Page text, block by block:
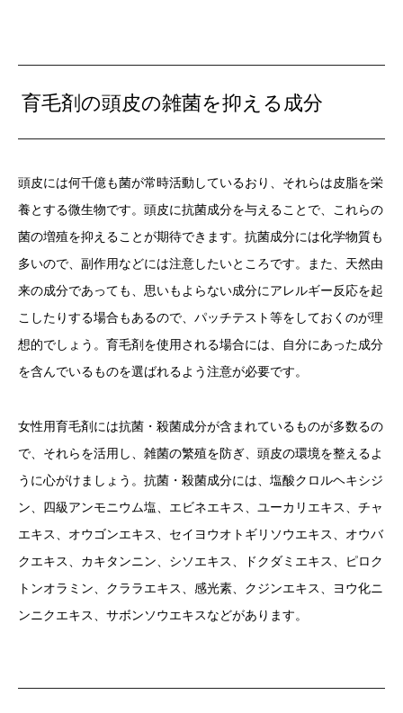
育毛剤の頭皮の雑菌を抑える成分
頭皮には何千億も菌が常時活動しているおり、それらは皮脂を栄
養とする微生物です。頭皮に抗菌成分を与えることで、これらの
菌の増殖を抑えることが期待できます。抗菌成分には化学物質も
多いので、副作用などには注意したいところです。また、天然由
来の成分であっても、思いもよらない成分にアレルギー反応を起
こしたりする場合もあるので、パッチテスト等をしておくのが理
想的でしょう。育毛剤を使用される場合には、自分にあった成分
を含んでいるものを選ばれるよう注意が必要です。
女性用育毛剤には抗菌・殺菌成分が含まれているものが多数るの
で、それらを活用し、雑菌の繁殖を防ぎ、頭皮の環境を整えるよ
うに心がけましょう。抗菌・殺菌成分には、塩酸クロルヘキシジ
ン、四級アンモニウム塩、エビネエキス、ユーカリエキス、チャ
エキス、オウゴンエキス、セイヨウオトギリソウエキス、オウバ
クエキス、カキタンニン、シソエキス、ドクダミエキス、ピロク
トンオラミン、クララエキス、感光素、クジンエキス、ヨウ化ニ
ンニクエキス、サボンソウエキスなどがあります。